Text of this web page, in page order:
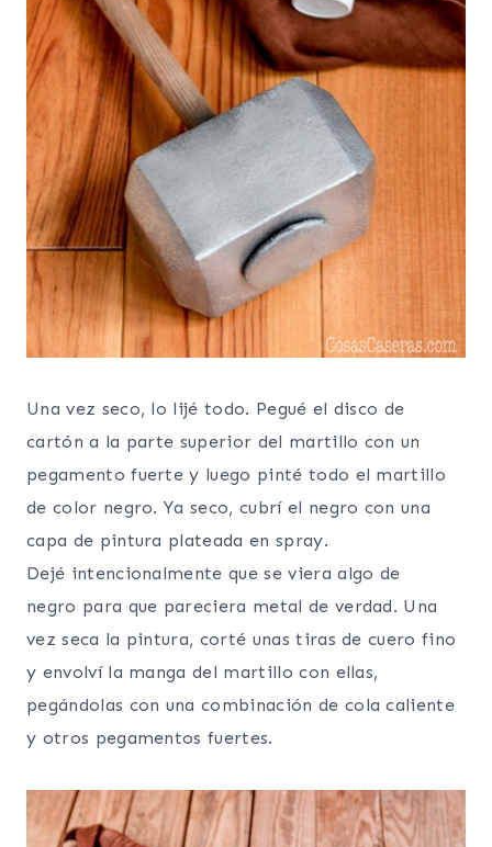
Una vez seco, lo lijé todo. Pegué el disco de
cartón a la parte superior del martillo con un
pegamento fuerte y luego pinté todo el martillo
de color negro. Ya seco, cubrí el negro con una
capa de pintura plateada en spray.
Dejé intencionalmente que se viera algo de
negro para que pareciera metal de verdad. Una
vez seca la pintura, corté unas tiras de cuero fino
y envolví la manga del martillo con ellas,
pegándolas con una combinación de cola caliente
y otros pegamentos fuertes.